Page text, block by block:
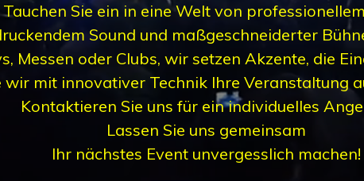
Tauchen Sie ein in eine Welt von
Sound und maßgeschneiderter
Messen oder Clubs, wir setzen Akzente, die
wir mit innovativer Technik Ihre Veranstaltung
Kontaktieren Sie uns für ein individuelles
Lassen Sie uns gemeinsam
Ihr nächstes Event unvergesslich machen!